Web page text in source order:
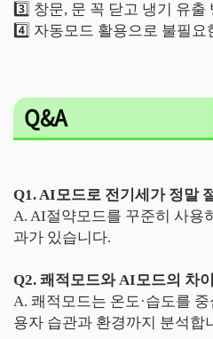
3️⃣ 창문, 문 꼭 닫고 냉기 유출
4️⃣ 자동모드 활용으로 불필요
Q&A
Q1. AI모드로 전기세가 정말
A. AI절약모드를 꾸준히 사용
과가 있습니다.
Q2. 쾌적모드와 AI모드의 차
A. 쾌적모드는 온도·습도를
용자 습관과 환경까지 분석합